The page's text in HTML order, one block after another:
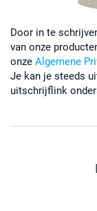
Door in te
van onze
onze Algemene
Je kan je steeds
uitschrijflink